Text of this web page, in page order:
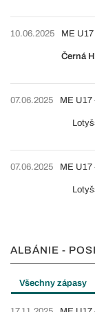
10.06.2025
Černá
ME
07.06.2025 ME
07.06.2025 ME
ALBÁNIE -
Všechny zápasy